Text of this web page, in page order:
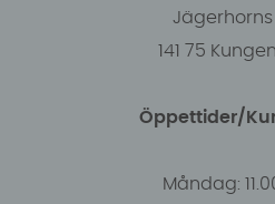
141 75
Öppettider/
Måndag: